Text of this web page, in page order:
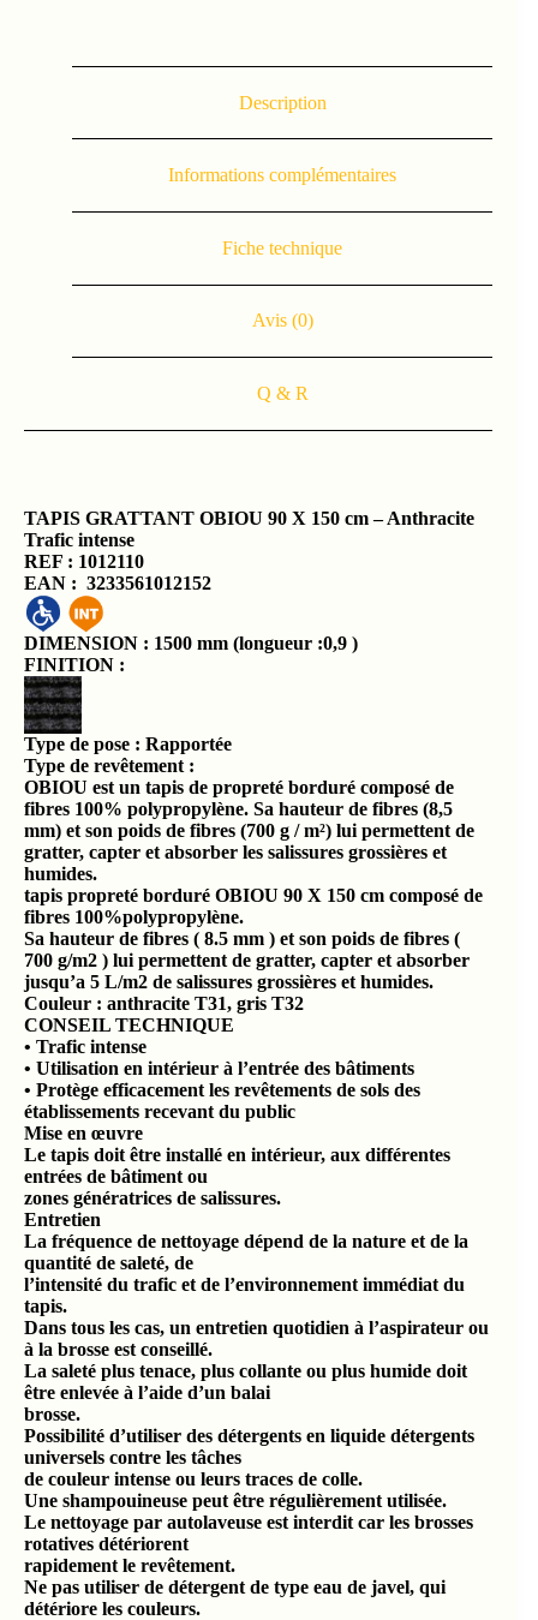
Description
Informations complémentaires
Fiche technique
Avis (0)
Q & R
TAPIS GRATTANT OBIOU 90 X 150 cm – Anthracite
Trafic intense
REF : 1012110
EAN : 3233561012152
DIMENSION : 1500 mm (longueur :0,9 )
FINITION :
Type de pose : Rapportée
Type de revêtement :
OBIOU est un tapis de propreté borduré composé de
fibres 100% polypropylène. Sa hauteur de fibres (8,5
mm) et son poids de fibres (700 g / m²) lui permettent de
gratter, capter et absorber les salissures grossières et
humides.
tapis propreté borduré OBIOU 90 X 150 cm composé de
fibres 100%polypropylène.
Sa hauteur de fibres ( 8.5 mm ) et son poids de fibres (
700 g/m2 ) lui permettent de gratter, capter et absorber
jusqu’a 5 L/m2 de salissures grossières et humides.
Couleur : anthracite T31, gris T32
CONSEIL TECHNIQUE
• Trafic intense
• Utilisation en intérieur à l’entrée des bâtiments
• Protège efficacement les revêtements de sols des
établissements recevant du public
Mise en œuvre
Le tapis doit être installé en intérieur, aux différentes
entrées de bâtiment ou
zones génératrices de salissures.
Entretien
La fréquence de nettoyage dépend de la nature et de la
quantité de saleté, de
l’intensité du trafic et de l’environnement immédiat du
tapis.
Dans tous les cas, un entretien quotidien à l’aspirateur ou
à la brosse est conseillé.
La saleté plus tenace, plus collante ou plus humide doit
être enlevée à l’aide d’un balai
brosse.
Possibilité d’utiliser des détergents en liquide détergents
universels contre les tâches
de couleur intense ou leurs traces de colle.
Une shampouineuse peut être régulièrement utilisée.
Le nettoyage par autolaveuse est interdit car les brosses
rotatives détériorent
rapidement le revêtement.
Ne pas utiliser de détergent de type eau de javel, qui
détériore les couleurs.